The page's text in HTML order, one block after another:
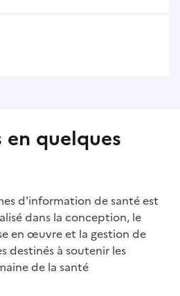
en quelques
d'information de santé est
dans la conception, le
en œuvre et la gestion de
destinés à soutenir les
de la santé